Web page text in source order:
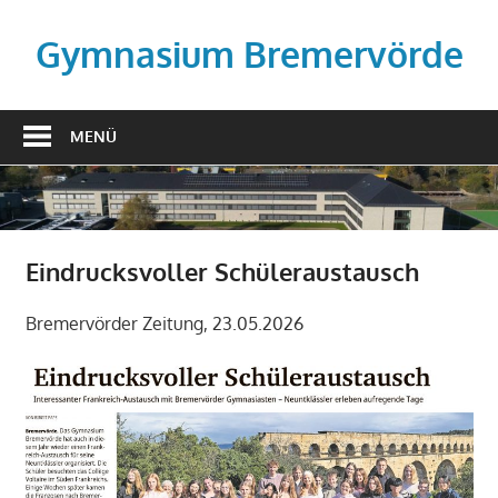
Inhalt
springenGymnasium Bremervörde
MENÜ
Eindrucksvoller Schüleraustausch
Bremervörder Zeitung, 23.05.2026